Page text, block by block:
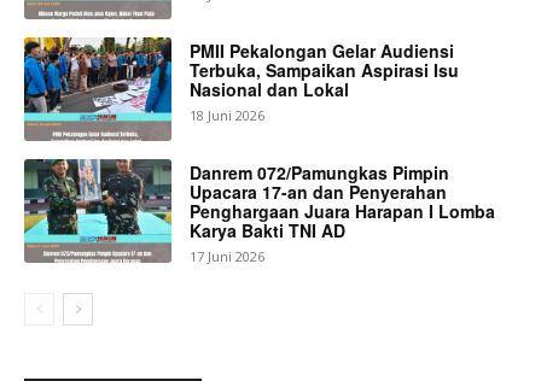
PMII Pekalongan Gelar Audiensi
Terbuka, Sampaikan Aspirasi Isu
Nasional dan Lokal
18 Juni 2026
Danrem 072/Pamungkas Pimpin
Upacara 17-an dan Penyerahan
Penghargaan Juara Harapan I Lomba
Karya Bakti TNI AD
17 Juni 2026